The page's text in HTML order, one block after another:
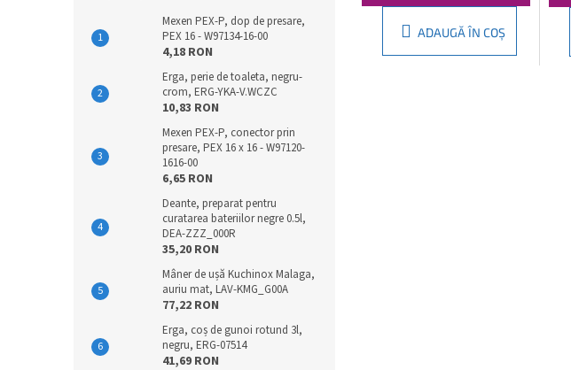
Mexen PEX-P, dop de presare,
PEX 16 - W97134-16-00
4,18 RON
Erga, perie de toaleta, negru-
crom, ERG-YKA-V.WCZC
10,83 RON
Mexen PEX-P, conector prin
presare, PEX 16 x 16 - W97120-
1616-00
6,65 RON
Deante, preparat pentru
curatarea bateriilor negre 0.5l,
DEA-ZZZ_000R
35,20 RON
Mâner de ușă Kuchinox Malaga,
auriu mat, LAV-KMG_G00A
77,22 RON
Erga, coș de gunoi rotund 3l,
negru, ERG-07514
41,69 RON
ADAUGĂ ÎN COŞ